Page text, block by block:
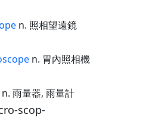
n. 照相望遠鏡
n. 胃內照相機
n. 雨量器, 雨量計
scop-